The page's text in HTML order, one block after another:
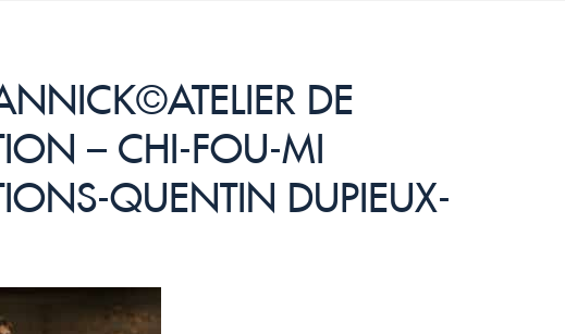
DE
– CHI-FOU-MI
QUENTIN DUPIEUX-